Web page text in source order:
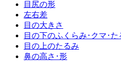
目尻の形
左右差
目の大きさ
目の下のふくらみ･クマ･た
目の上のたるみ
鼻の高さ･形